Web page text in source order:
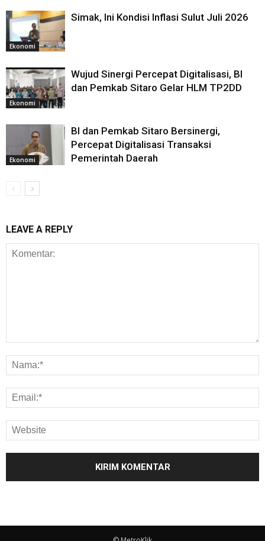
Ekonomi
Simak, Ini Kondisi Inflasi Sulut Juli 2026
Ekonomi
Wujud Sinergi Percepat Digitalisasi, BI
dan Pemkab Sitaro Gelar HLM TP2DD
Ekonomi
BI dan Pemkab Sitaro Bersinergi,
Percepat Digitalisasi Transaksi
Pemerintah Daerah
LEAVE A REPLY